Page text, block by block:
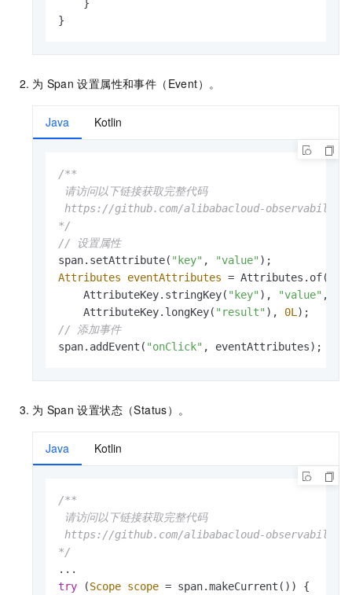
    }
}
为 Span 设置属性和事件（Event）。
Java Kotlin
/**
请访问以下链接获取完整代码
https://github.com/alibabacloud-observability/
*/
// 设置属性
span.setAttribute( "key" , "value"
Attributes
eventAttributes = Attributes.of(
    AttributeKey.stringKey(
"key" ), "value" ,
    AttributeKey.longKey(
"result" ), 0L
// 添加事件
span.addEvent( "onClick" , eventAttributes);
为 Span 设置状态（Status）。
Java Kotlin
/**
请访问以下链接获取完整代码
https://github.com/alibabacloud-observability/
*/
try (Scope scope = span.makeCurrent()) {